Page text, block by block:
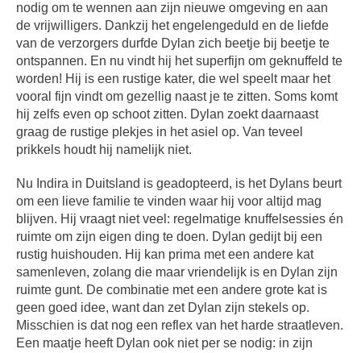
nodig om te wennen aan zijn nieuwe omgeving en aan
de vrijwilligers. Dankzij het engelengeduld en de liefde
van de verzorgers durfde Dylan zich beetje bij beetje te
ontspannen. En nu vindt hij het superfijn om geknuffeld te
worden! Hij is een rustige kater, die wel speelt maar het
vooral fijn vindt om gezellig naast je te zitten. Soms komt
hij zelfs even op schoot zitten. Dylan zoekt daarnaast
graag de rustige plekjes in het asiel op. Van teveel
prikkels houdt hij namelijk niet.
Nu Indira in Duitsland is geadopteerd, is het Dylans beurt
om een lieve familie te vinden waar hij voor altijd mag
blijven. Hij vraagt niet veel: regelmatige knuffelsessies én
ruimte om zijn eigen ding te doen. Dylan gedijt bij een
rustig huishouden. Hij kan prima met een andere kat
samenleven, zolang die maar vriendelijk is en Dylan zijn
ruimte gunt. De combinatie met een andere grote kat is
geen goed idee, want dan zet Dylan zijn stekels op.
Misschien is dat nog een reflex van het harde straatleven.
Een maatje heeft Dylan ook niet per se nodig: in zijn